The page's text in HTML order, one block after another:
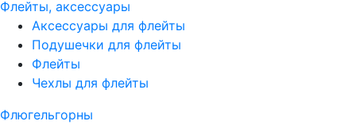
Флейты, аксессуары
Аксессуары для флейты
Подушечки для флейты
Флейты
Чехлы для флейты
Флюгельгорны